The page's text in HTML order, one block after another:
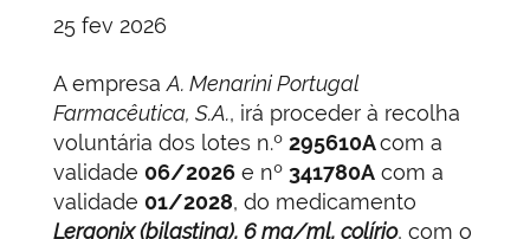
25 fev 2026
A empresaA. Menarini Portugal
Farmacêutica, S.A., irá proceder à recolha
voluntária dos lotes n.º 295610Acom a
validade 06/2026 e nº 341780A com a
validade 01/2028, do medicamento
Lergonix (bilastina), 6 mg/ml, colírio, com o